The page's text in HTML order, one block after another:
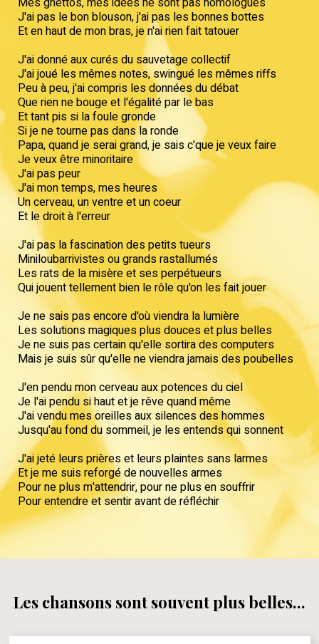
J'ai pas le bon blouson, j'ai pas les bonnes bottes
Et en haut de mon bras, je n'ai rien fait tatouer
J'ai donné aux curés du sauvetage collectif
J'ai joué les mêmes notes, swingué les mêmes riffs
Peu à peu, j'ai compris les données du débat
Que rien ne bouge et l'égalité par le bas
Et tant pis si la foule gronde
Si je ne tourne pas dans la ronde
Papa, quand je serai grand, je sais c'que je veux faire
Je veux être minoritaire
J'ai pas peur
J'ai mon temps, mes heures
Un cerveau, un ventre et un coeur
Et le droit à l'erreur
J'ai pas la fascination des petits tueurs
Miniloubarrivistes ou grands rastallumés
Les rats de la misère et ses perpétueurs
Qui jouent tellement bien le rôle qu'on les fait jouer
Je ne sais pas encore d'où viendra la lumière
Les solutions magiques plus douces et plus belles
Je ne suis pas certain qu'elle sortira des computers
Mais je suis sûr qu'elle ne viendra jamais des poubelles
J'en pendu mon cerveau aux potences du ciel
Je l'ai pendu si haut et je rêve quand même
J'ai vendu mes oreilles aux silences des hommes
Jusqu'au fond du sommeil, je les entends qui sonnent
J'ai jeté leurs prières et leurs plaintes sans larmes
Et je me suis reforgé de nouvelles armes
Pour ne plus m'attendrir, pour ne plus en souffrir
Pour entendre et sentir avant de réfléchir
Les chansons sont souvent plus belles...